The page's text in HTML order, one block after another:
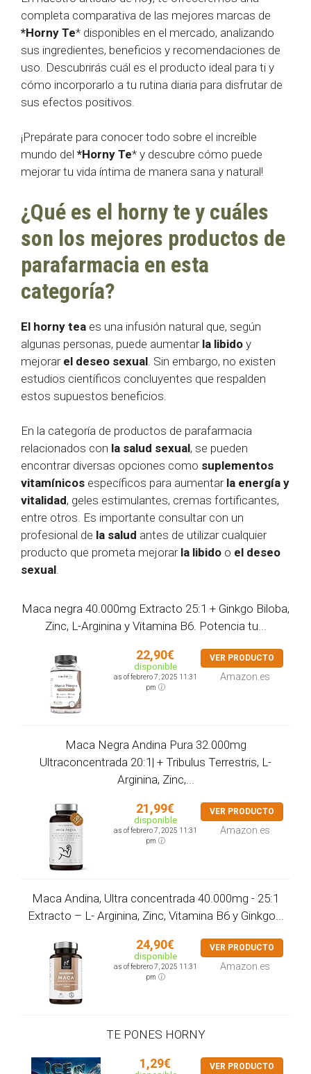
completa comparativa de las mejores marcas de
*Horny Te* disponibles en el mercado, analizando
sus ingredientes, beneficios y recomendaciones de
uso. Descubrirás cuál es el producto ideal para ti y
cómo incorporarlo a tu rutina diaria para disfrutar de
sus efectos positivos.
¡Prepárate para conocer todo sobre el increíble
mundo del *Horny Te* y descubre cómo puede
mejorar tu vida íntima de manera sana y natural!
¿Qué es el horny te y cuáles
son los mejores productos de
parafarmacia en esta
categoría?
El horny tea es una infusión natural que, según
algunas personas, puede aumentar la libido y
mejorar el deseo sexual . Sin embargo, no existen
estudios científicos concluyentes que respalden
estos supuestos beneficios.
En la categoría de productos de parafarmacia
relacionados con la salud sexual, se pueden
encontrar diversas opciones como suplementos
vitamínicos específicos para aumentar la energía y
vitalidad, geles estimulantes, cremas fortificantes,
entre otros. Es importante consultar con un
profesional de la salud antes de utilizar cualquier
producto que prometa mejorar la libido o el deseo
sexual.
Maca negra 40.000mg Extracto 25:1 + Ginkgo Biloba,
Zinc, L-Arginina y Vitamina B6. Potencia tu...
22,90€
disponible
as of febrero 7, 2025 11:31
pm
VER PRODUCTO
Amazon.es
Maca Negra Andina Pura 32.000mg
Ultraconcentrada 20:1| + Tribulus Terrestris, L-
Arginina, Zinc,...
21,99€
disponible
as of febrero 7, 2025 11:31
pm
VER PRODUCTO
Amazon.es
Maca Andina, Ultra concentrada 40.000mg - 25:1
Extracto – L- Arginina, Zinc, Vitamina B6 y Ginkgo...
24,90€
disponible
as of febrero 7, 2025 11:31
pm
VER PRODUCTO
Amazon.es
TE PONES HORNY
1,29€ VER PRODUCTO